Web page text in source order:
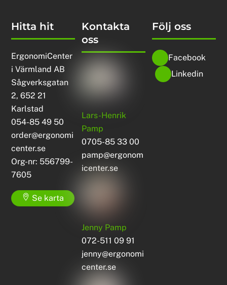
Hitta hit
ErgonomiCenter
i Värmland AB
Sågverksgatan
2, 652 21
Karlstad
054-85 49 50
order@ergonomi
center.se
Org-nr: 556799-
7605
Se karta
Kontakta
oss
Lars-Henrik
Pamp
0705-85 33 00
pamp@ergonom
icenter.se
Jenny Pamp
072-511 09 91
jenny@ergonomi
center.se
Följ oss
Facebook
Linkedin